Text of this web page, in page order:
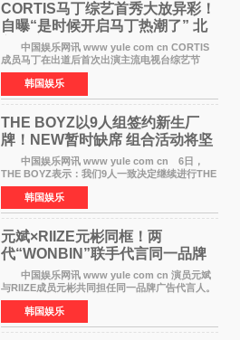
CORTIS马丁综艺首秀大放异彩！
自曝“是时候开启马丁热潮了” 北
美巡演火热进行中
中国娱乐网讯 www yule com cn CORTIS
成员马丁在出道后首次出演主流电视台综艺节
目，展现了多才多艺的魅力。 马丁出演了5日
播出的MBC《Radio Star》Fashion与Passion
之间，I&lsquo;m
韩国娱乐
THE BOYZ以9人组签约新生厂
牌！NEW暂时缺席 组合活动将坚
定不移继续
中国娱乐网讯 www yule com cn 6日，
THE BOYZ表示：我们9人一致决定继续进行THE
BOYZ组合活动，并且已经完成了组合团体活动
签约。目前正在新生厂牌下进行活动准备。尚未
离开THE BOYZ原所
韩国娱乐
元斌×RIIZE元彬同框！两
代“WONBIN”联手代言同一品牌
颜值天花板合体
中国娱乐网讯 www yule com cn 演员元斌
与RIIZE成员元彬共同担任同一品牌广告代言人。
6日据独家报道，继演员元斌之后，RIIZE元彬最
近也被选为某在线中介平台A公司的共同广告代言
人，两人将作
韩国娱乐